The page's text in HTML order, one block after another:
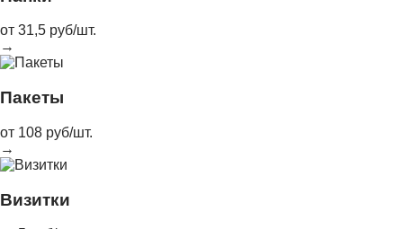
от 31,5 руб/шт.
→
Пакеты
от 108 руб/шт.
→
Визитки